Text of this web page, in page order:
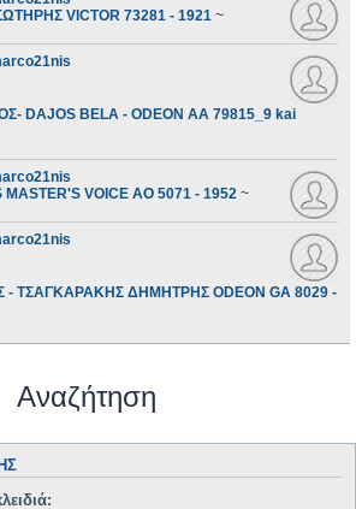
VICTOR 73281 - 1921 ~
DAJOS BELA - ODEON AA 79815_9 kai
VOICE AO 5071 - 1952 ~
- ΤΣΑΓΚΑΡΑΚΗΣ ΔΗΜΗΤΡΗΣ ODEON GA 8029 -
Αναζήτηση